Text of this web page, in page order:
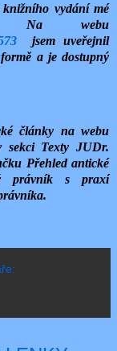
vydání mé
Na webu
jsem uveřejnil
a je dostupný
články na webu
sekci Texty JUDr.
Přehled antické
právník s praxí